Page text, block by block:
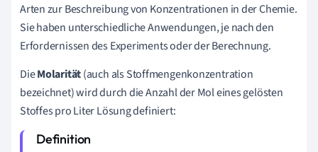
Arten zur Beschreibung von Konzentrationen in der Chemie.
Sie haben unterschiedliche Anwendungen, je nach den
Erfordernissen des Experiments oder der Berechnung.
DieMolarität(auch als Stoffmengenkonzentration
bezeichnet) wird durch die Anzahl der Mol eines gelösten
Stoffes pro Liter Lösung definiert: